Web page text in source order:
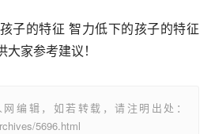
子的特征 智力低下的孩子的特征
家参考建议！
编辑，如若转载，请注明出处：
5696.html